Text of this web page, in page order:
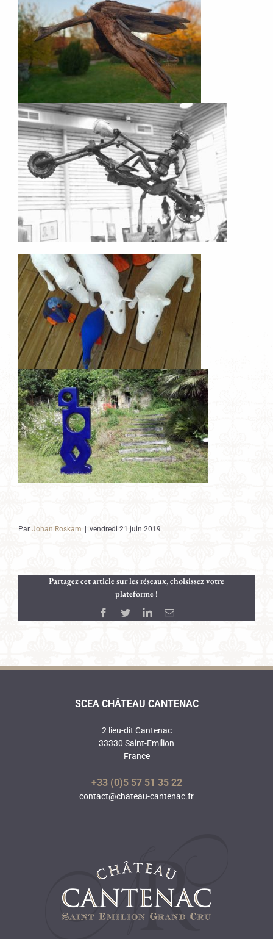
Par Johan Roskam vendredi 21 juin 2019
Partagez cet article sur les réseaux, choisissez votre
plateforme !
Facebook
TwitterLinkedInEmail
SCEA CHÂTEAU CANTENAC
2 lieu-dit Cantenac
33330 Saint-Emilion
France
+33 (0)5 57 51 35 22
contact@chateau-cantenac.fr